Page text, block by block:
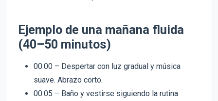
Ejemplo de una mañana fluida
(40–50 minutos)
00:00 – Despertar con luz gradual y música
suave. Abrazo corto.
00:05 – Baño y vestirse siguiendo la rutina